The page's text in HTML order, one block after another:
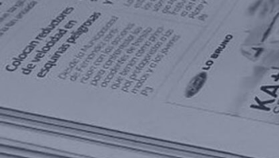
Skip
to
content